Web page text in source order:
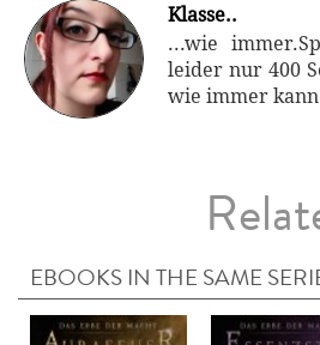
Klasse..
...wie
leider nur 400
wie immer
EBOOKS IN THE SAME